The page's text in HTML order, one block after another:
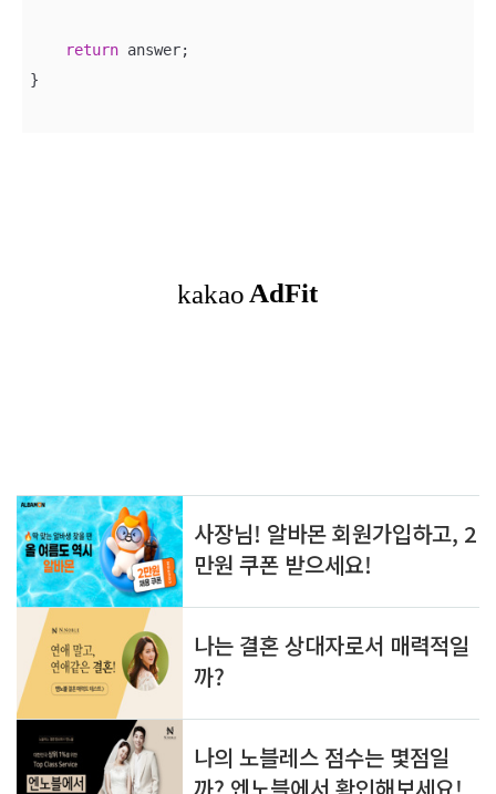
return answer;
}